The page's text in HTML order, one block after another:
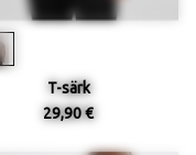
T-särk
29,90 €